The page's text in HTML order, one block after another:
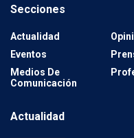
Secciones
Actualidad
Eventos
Medios De
Comunicación
Actualidad